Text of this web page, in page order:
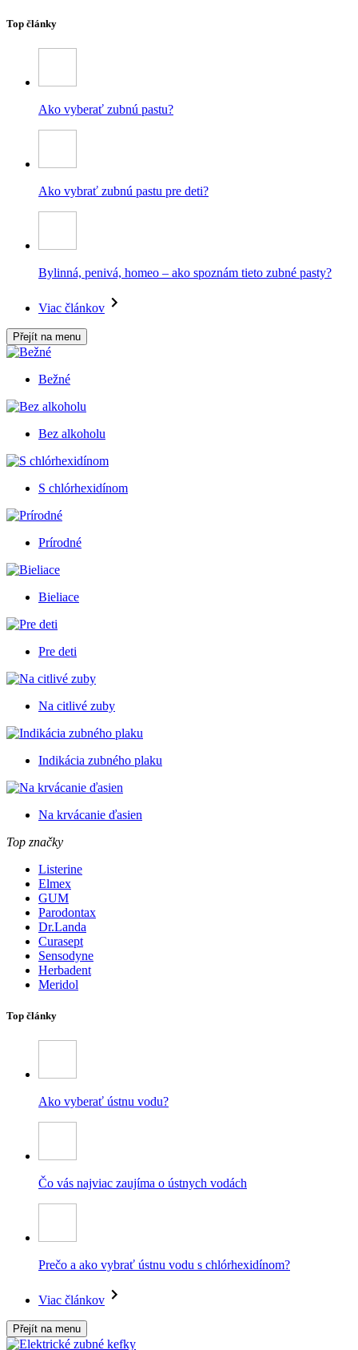
Top články
Ako vyberať zubnú pastu?
Ako vybrať zubnú pastu pre deti?
Bylinná, penivá, homeo – ako spoznám tieto zubné pasty?
Viac článkov
Přejít na menu
Bežné
Bez alkoholu
S chlórhexidínom
Prírodné
Bieliace
Pre deti
Na citlivé zuby
Indikácia zubného plaku
Na krvácanie ďasien
Top značky
Listerine
Elmex
GUM
Parodontax
Dr.Landa
Curasept
Sensodyne
Herbadent
Meridol
Top články
Ako vyberať ústnu vodu?
Čo vás najviac zaujíma o ústnych vodách
Prečo a ako vybrať ústnu vodu s chlórhexidínom?
Viac článkov
Přejít na menu